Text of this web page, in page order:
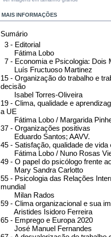
MAIS INFORMAÇÕES
Sumário
3 - Editorial
Fátima Lobo
7 - Economia e Psicologia: Dois
Luís Fructuoso Martinez
15 - Organização do trabalho e
decisão
Isabel Torres-Oliveira
19 - Clima, qualidade e
a UE
Fátima Lobo / Margarida
37 - Organizações positivas
Eduardo Santos; AAVV.
45 - Satisfação, qualidade de vida
Fátima Lobo / Nuno Rosas
49 - O papel do psicólogo frente
Mary Sandra Carlotto
55 - Psicologia das Relações
mundial
Milan Rados
59 - Clima organizacional e sua
Aristides Isidoro Ferreira
65 - Emprego e Europa 2020
José Manuel Fernandes